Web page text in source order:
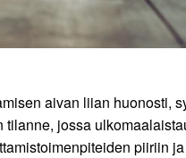
aivan liian huonosti,
jossa
piiriin